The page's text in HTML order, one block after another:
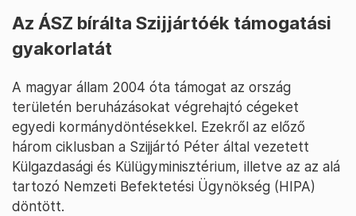
Az ÁSZ bírálta Szijjártóék támogatási
gyakorlatát
A magyar állam 2004 óta támogat az ország
területén beruházásokat végrehajtó cégeket
egyedi kormánydöntésekkel. Ezekről az előző
három ciklusban a Szijjártó Péter által vezetett
Külgazdasági és Külügyminisztérium, illetve az az alá
tartozó Nemzeti Befektetési Ügynökség (HIPA)
döntött.